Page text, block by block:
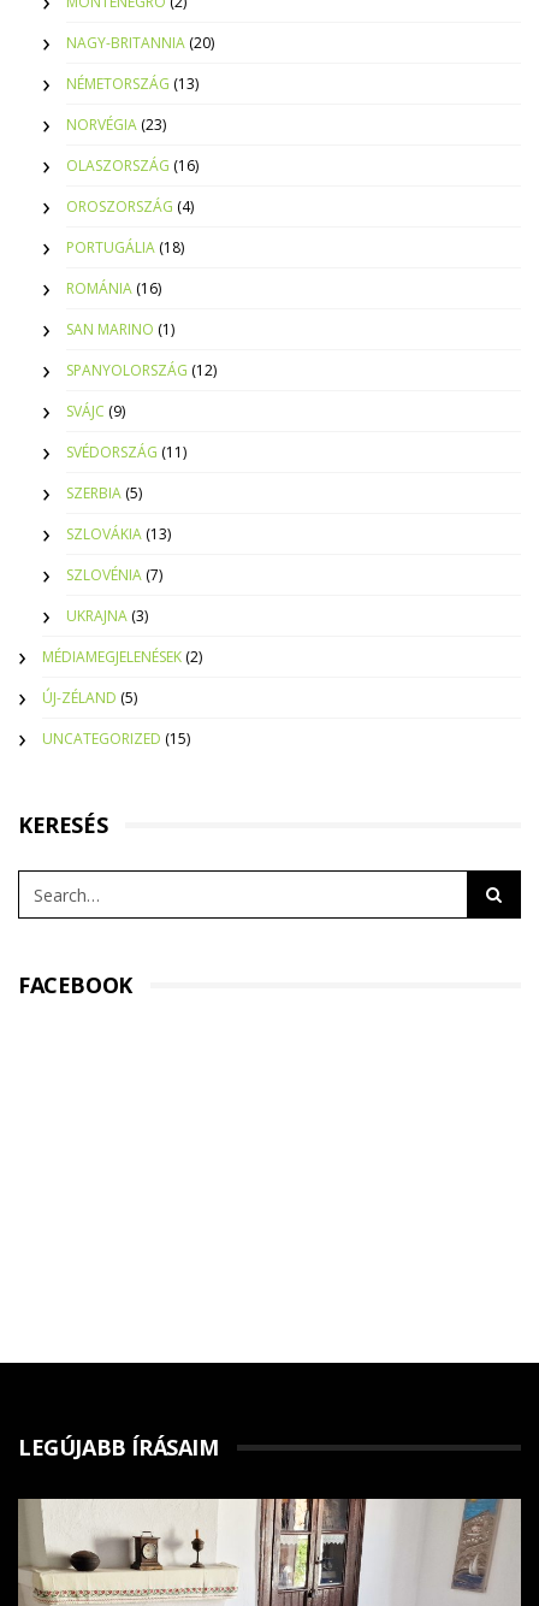
NAGY-BRITANNIA (20)
NÉMETORSZÁG (13)
NORVÉGIA (23)
OLASZORSZÁG (16)
OROSZORSZÁG (4)
PORTUGÁLIA (18)
ROMÁNIA (16)
SAN MARINO (1)
SPANYOLORSZÁG (12)
SVÁJC (9)
SVÉDORSZÁG (11)
SZERBIA (5)
SZLOVÁKIA (13)
SZLOVÉNIA (7)
UKRAJNA (3)
MÉDIAMEGJELENÉSEK (2)
ÚJ-ZÉLAND (5)
UNCATEGORIZED (15)
KERESÉS
FACEBOOK
LEGÚJABB ÍRÁSAIM